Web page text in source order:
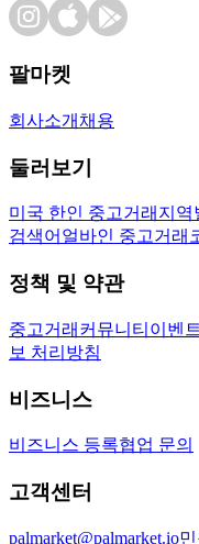
팔마켓
회사소개 채용
둘러보기
미국 한인 중고거래 지역
검색어 얼바인 중고거래
정책 및 약관
중고거래 커뮤니티 이벤트
보 처리방침
비즈니스
비즈니스 등록협업 문의
고객센터
palmarket@palmarket.io